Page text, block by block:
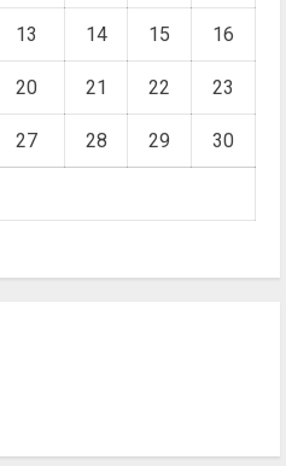
13 14 15 16
20 21 22 23
27 28 29 30